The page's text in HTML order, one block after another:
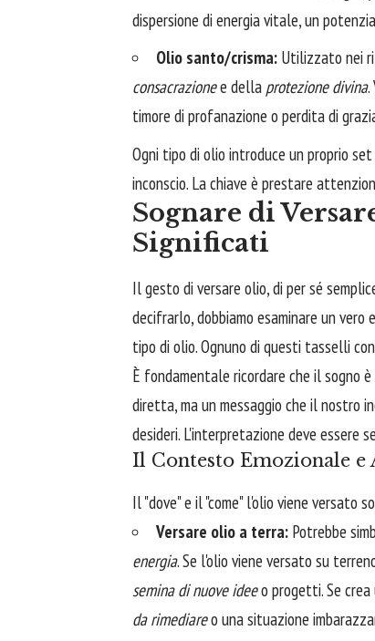
dispersione di energia vitale, un
Olio santo/crisma: Utilizzato nei
consacrazionee della protezione divina.
timore di profanazione o perdita di
Ogni tipo di olio introduce un proprio
inconscio. La chiave è prestare
Sognare di
Significati
Il gesto di versare olio, di per sé
decifrarlo, dobbiamo esaminare un
tipo di olio. Ognuno di questi tasselli
È fondamentale ricordare che il sogno
diretta, ma un messaggio che il nostro
desideri. L'interpretazione deve
Il Contesto Emozionale e
Il "dove" e il "come" l'olio viene versato
Versare olio a terra: Potrebbe
energia. Se l'olio viene versato su
semina di nuove ideeo progetti. Se crea
da rimediareo una situazione